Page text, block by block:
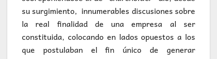
su surgimiento, innumerables discusiones sobre
la real finalidad de una empresa al ser
constituida, colocando en lados opuestos a los
que postulaban el fin único de generar